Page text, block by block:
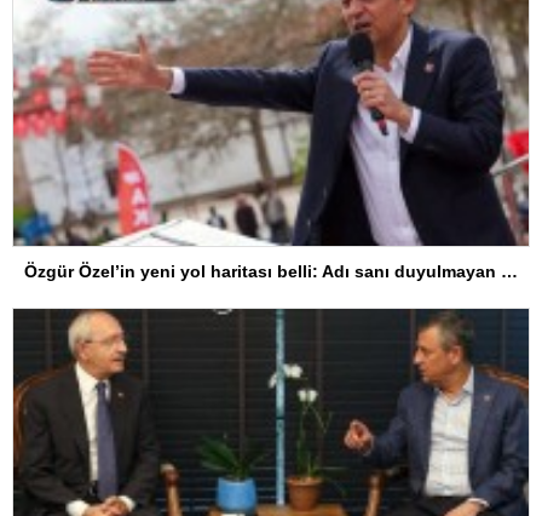
Özgür Özel’in yeni yol haritası belli: Adı sanı duyulmayan parti ile seçime girecek